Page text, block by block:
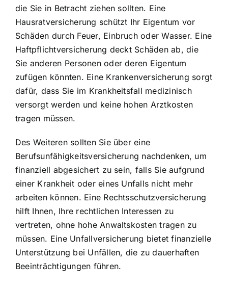
die Sie in Betracht ziehen sollten. Eine
Hausratversicherung schützt Ihr Eigentum vor
Schäden durch Feuer, Einbruch oder Wasser. Eine
Haftpflichtversicherung deckt Schäden ab, die
Sie anderen Personen oder deren Eigentum
zufügen könnten. Eine Krankenversicherung sorgt
dafür, dass Sie im Krankheitsfall medizinisch
versorgt werden und keine hohen Arztkosten
tragen müssen.
Des Weiteren sollten Sie über eine
Berufsunfähigkeitsversicherung nachdenken, um
finanziell abgesichert zu sein, falls Sie aufgrund
einer Krankheit oder eines Unfalls nicht mehr
arbeiten können. Eine Rechtsschutzversicherung
hilft Ihnen, Ihre rechtlichen Interessen zu
vertreten, ohne hohe Anwaltskosten tragen zu
müssen. Eine Unfallversicherung bietet finanzielle
Unterstützung bei Unfällen, die zu dauerhaften
Beeinträchtigungen führen.